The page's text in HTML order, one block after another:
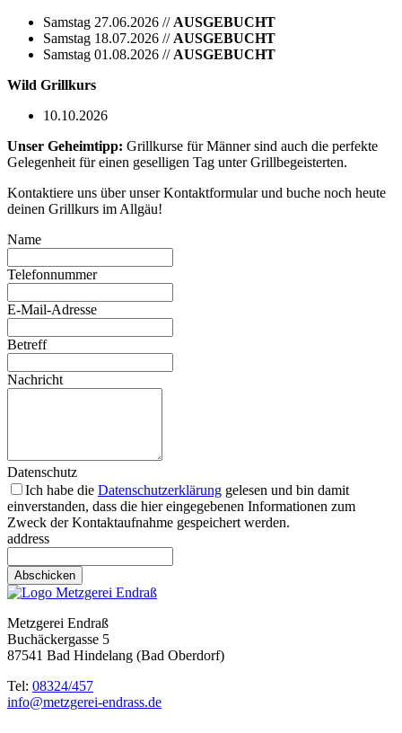
Samstag 27.06.2026 // AUSGEBUCHT
Samstag 18.07.2026 // AUSGEBUCHT
Samstag 01.08.2026 // AUSGEBUCHT
Wild Grillkurs
10.10.2026
Unser Geheimtipp: Grillkurse für Männer sind auch die perfekte
Gelegenheit für einen geselligen Tag unter Grillbegeisterten.
Kontaktiere uns über unser Kontaktformular und buche noch heute
deinen Grillkurs im Allgäu!
Name
Telefonnummer
E-Mail-Adresse
Betreff
Nachricht
Datenschutz
Ich habe die Datenschutzerklärung gelesen und bin damit
einverstanden, dass die hier eingegebenen Informationen zum
Zweck der Kontaktaufnahme gespeichert werden.
address
Abschicken
Metzgerei Endraß
Buchäckergasse 5
87541 Bad Hindelang (Bad Oberdorf)
Tel: 08324/457
ed.ssardne-ieregztem@ofni